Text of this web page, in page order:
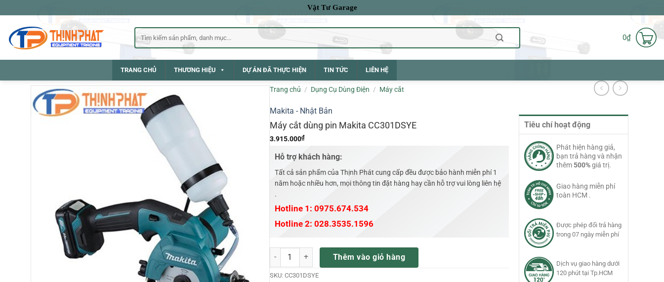
qua
dung
Vật Tư Garage
Tìm
kiếm:
0₫
TRANG CHỦ THƯƠNG HIỆU DỰ ÁN ĐÃ THỰC HIỆN TIN TỨC LIÊN HỆ
Tiêu chí hoạt động
Phát hiện hàng giả,
bạn trả hàng và nhận
thêm500%giá trị.
Giao hàng miễn phí
toàn HCM .
Được phép đổi trả hàng
trong 07 ngày miễn phí
Dịch vụ giao hàng dưới
120 phút tại Tp.HCM
Trang chủ / Dụng Cụ Dùng Điện / Máy cắt
Makita - Nhật Bản
Máy cắt dùng pin Makita CC301DSYE
3.915.000₫
Hỗ trợ khách hàng:
Tất cả sản phẩm của Thịnh Phát cung cấp đều được bảo hành miễn phí 1
năm hoặc nhiều hơn, mọi thông tin đặt hàng hay cần hỗ trợ vui lòng liên hệ
.
Hotline 1: 0975.674.534
Hotline 2: 028.3535.1596
Máy cắt dùng pin Makita CC301DSYE số lượng
Thêm vào giỏ hàng
SKU: CC301DSYE